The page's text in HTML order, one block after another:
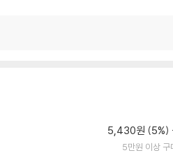
5,430원 (5%)
5만원 이상 구